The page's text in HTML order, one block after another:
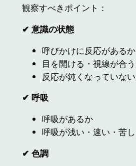
観察すべきポイント：
✔ 意識の状態
呼びかけに反応があるか
目を開ける・視線が合
反応が鈍くなっていな
✔ 呼吸
呼吸があるか
呼吸が浅い・速い・苦
✔ 色調